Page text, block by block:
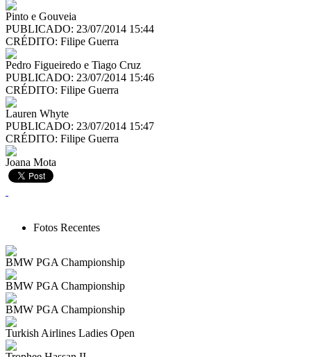
Pinto e Gouveia
PUBLICADO: 23/07/2014 15:44
CRÉDITO: Filipe Guerra
Pedro Figueiredo e Tiago Cruz
PUBLICADO: 23/07/2014 15:46
CRÉDITO: Filipe Guerra
Lauren Whyte
PUBLICADO: 23/07/2014 15:47
CRÉDITO: Filipe Guerra
Joana Mota
Fotos Recentes
BMW PGA Championship
BMW PGA Championship
BMW PGA Championship
Turkish Airlines Ladies Open